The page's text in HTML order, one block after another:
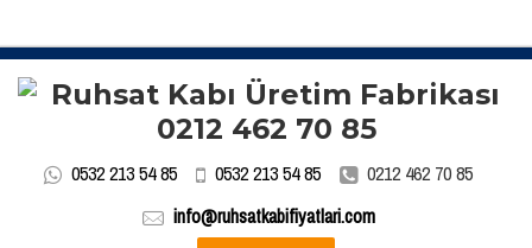
0532 213 54 85 0532 213 54 85
0212 462 70 85
info@ruhsatkabifiyatlari.com